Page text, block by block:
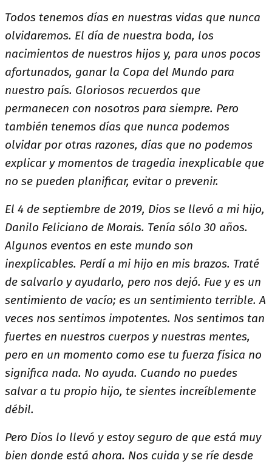
Todos tenemos días en nuestras vidas que nunca
olvidaremos. El día de nuestra boda, los
nacimientos de nuestros hijos y, para unos pocos
afortunados, ganar la Copa del Mundo para
nuestro país. Gloriosos recuerdos que
permanecen con nosotros para siempre. Pero
también tenemos días que nunca podemos
olvidar por otras razones, días que no podemos
explicar y momentos de tragedia inexplicable que
no se pueden planificar, evitar o prevenir.
El 4 de septiembre de 2019, Dios se llevó a mi hijo,
Danilo Feliciano de Morais. Tenía sólo 30 años.
Algunos eventos en este mundo son
inexplicables. Perdí a mi hijo en mis brazos. Traté
de salvarlo y ayudarlo, pero nos dejó. Fue y es un
sentimiento de vacío; es un sentimiento terrible. A
veces nos sentimos impotentes. Nos sentimos tan
fuertes en nuestros cuerpos y nuestras mentes,
pero en un momento como ese tu fuerza física no
significa nada. No ayuda. Cuando no puedes
salvar a tu propio hijo, te sientes increíblemente
débil.
Pero Dios lo llevó y estoy seguro de que está muy
bien donde está ahora. Nos cuida y se ríe desde